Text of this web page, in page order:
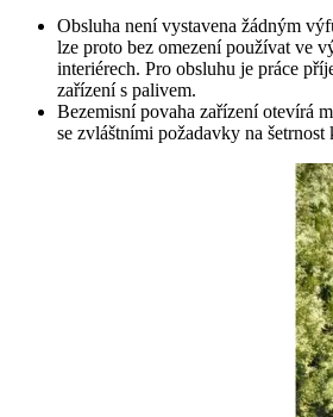
Obsluha není vystavena žádným
lze proto bez omezení používat ve
interiérech. Pro obsluhu je práce
zařízení s palivem.
Bezemisní povaha zařízení otevírá
se zvláštními požadavky na